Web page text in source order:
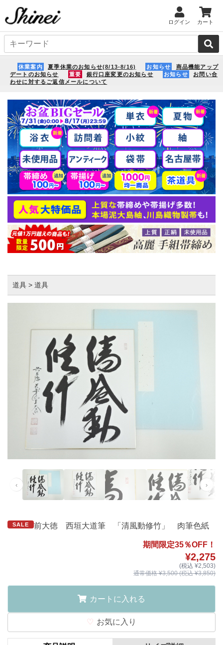
ログイン カート
休業案内 夏季休業のお知らせ(8/13-8/16) お知らせ
商品機能アップ
デートのお知らせ
重要 銀行口座変更のお知らせ お知らせ
お問い合
わせに対するご返信メールについて
道具 > 道具
‹ ›
SALE 前大徳 西垣大道筆 「清風動修竹」 肉筆色紙
期間限定35％OFF！
¥2,275
(税込 ¥2,503)
通常価格 ¥3,500 (税込 ¥3,850)
カートに入れる
お気に入り